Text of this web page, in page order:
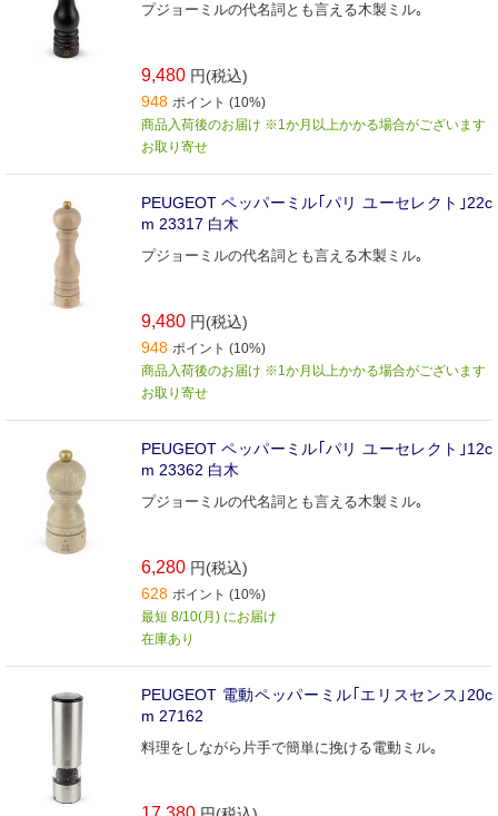
プジョーミルの代名詞とも言える木製ミル｡
9,480 円(税込)
948 ポイント (10%)
商品入荷後のお届け ※1か月以上かかる場合がございます
お取り寄せ
PEUGEOT ペッパーミル｢パリ ユーセレクト｣22c
m 23317 白木
プジョーミルの代名詞とも言える木製ミル｡
9,480 円(税込)
948 ポイント (10%)
商品入荷後のお届け ※1か月以上かかる場合がございます
お取り寄せ
PEUGEOT ペッパーミル｢パリ ユーセレクト｣12c
m 23362 白木
プジョーミルの代名詞とも言える木製ミル｡
6,280 円(税込)
628 ポイント (10%)
最短 8/10(月) にお届け
在庫あり
PEUGEOT 電動ペッパーミル｢エリスセンス｣20c
m 27162
料理をしながら片手で簡単に挽ける電動ミル｡